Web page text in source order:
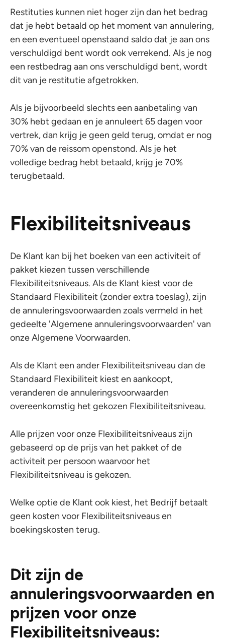
Restituties kunnen niet hoger zijn dan het bedrag
dat je hebt betaald op het moment van annulering,
en een eventueel openstaand saldo dat je aan ons
verschuldigd bent wordt ook verrekend. Als je nog
een restbedrag aan ons verschuldigd bent, wordt
dit van je restitutie afgetrokken.
Als je bijvoorbeeld slechts een aanbetaling van
30% hebt gedaan en je annuleert 65 dagen voor
vertrek, dan krijg je geen geld terug, omdat er nog
70% van de reissom openstond. Als je het
volledige bedrag hebt betaald, krijg je 70%
terugbetaald.
Flexibiliteitsniveaus
De Klant kan bij het boeken van een activiteit of
pakket kiezen tussen verschillende
Flexibiliteitsniveaus. Als de Klant kiest voor de
Standaard Flexibiliteit (zonder extra toeslag), zijn
de annuleringsvoorwaarden zoals vermeld in het
gedeelte 'Algemene annuleringsvoorwaarden' van
onze Algemene Voorwaarden.
Als de Klant een ander Flexibiliteitsniveau dan de
Standaard Flexibiliteit kiest en aankoopt,
veranderen de annuleringsvoorwaarden
overeenkomstig het gekozen Flexibiliteitsniveau.
Alle prijzen voor onze Flexibiliteitsniveaus zijn
gebaseerd op de prijs van het pakket of de
activiteit per persoon waarvoor het
Flexibiliteitsniveau is gekozen.
Welke optie de Klant ook kiest, het Bedrijf betaalt
geen kosten voor Flexibiliteitsniveaus en
boekingskosten terug.
Dit zijn de
annuleringsvoorwaarden en
prijzen voor onze
Flexibiliteitsniveaus: